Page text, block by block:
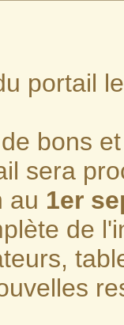
portail
bons
sera
au 1er
de